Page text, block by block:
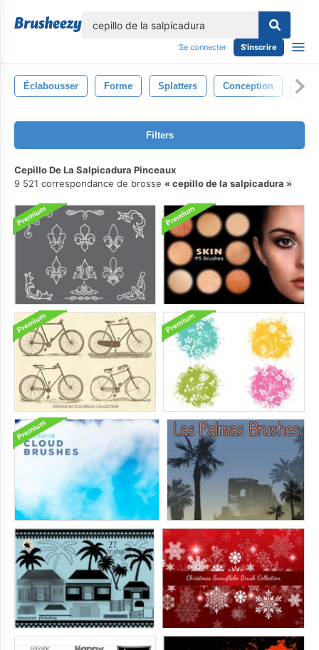
Se connecter S'inscrire
Éclabousser Forme Splatters Conception
Filters
Cepillo De La Salpicadura Pinceaux
9 521 correspondance de brosse
cepillo de la salpicadura